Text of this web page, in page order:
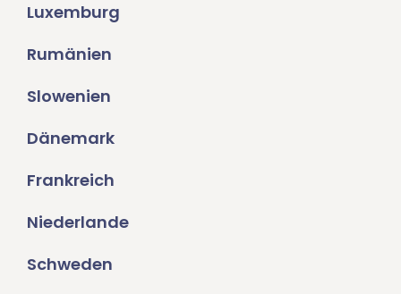
Luxemburg
Rumänien
Slowenien
Dänemark
Frankreich
Niederlande
Schweden